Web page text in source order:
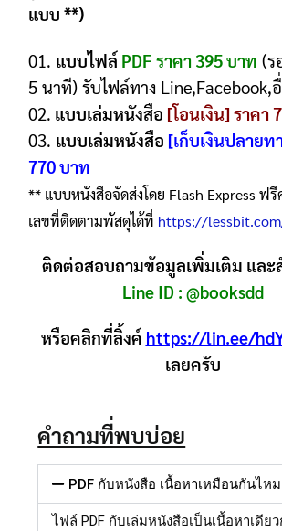
แบบ **)
01. แบบไฟล์ PDF ราคา 395 บาท (ร
5 นาที) รับไฟล์ทาง Line,Facebook,
02. แบบเล่มหนังสือ [โอนเงิน] ราคา
03. แบบเล่มหนังสือ [เก็บเงินปลายท
770 บาท
** แบบหนังสือจัดส่งโดย Flash Express ฟรี
เลขที่ติดตามพัสดุได้ที่ https://
ติดต่อสอบถามข้อมูลเพิ่มเติม และ
Line ID :@booksdd
หรือคลิกที่ลิ้งค์ https://lin.ee/
เลยครับ
คำถามที่พบบ่อย
PDF กับหนังสือ เนื้อหาเหมือนกันไห
ไฟล์ PDF กับเล่มหนังสือเป็นเนื้อหาเดีย